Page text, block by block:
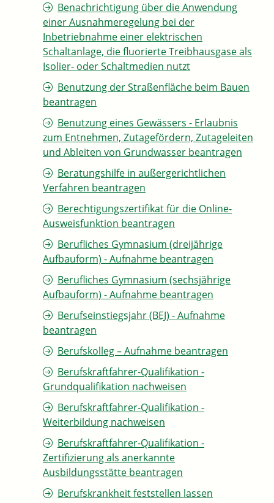
Benachrichtigung über die Anwendung
einer Ausnahmeregelung bei der
Inbetriebnahme einer elektrischen
Schaltanlage, die fluorierte Treibhausgase als
Isolier- oder Schaltmedien nutzt
Benutzung der Straßenfläche beim Bauen
beantragen
Benutzung eines Gewässers - Erlaubnis
zum Entnehmen, Zutagefördern, Zutageleiten
und Ableiten von Grundwasser beantragen
Beratungshilfe in außergerichtlichen
Verfahren beantragen
Berechtigungszertifikat für die Online-
Ausweisfunktion beantragen
Berufliches Gymnasium (dreijährige
Aufbauform) - Aufnahme beantragen
Berufliches Gymnasium (sechsjährige
Aufbauform) - Aufnahme beantragen
Berufseinstiegsjahr (BEJ) - Aufnahme
beantragen
Berufskolleg – Aufnahme beantragen
Berufskraftfahrer-Qualifikation -
Grundqualifikation nachweisen
Berufskraftfahrer-Qualifikation -
Weiterbildung nachweisen
Berufskraftfahrer-Qualifikation -
Zertifizierung als anerkannte
Ausbildungsstätte beantragen
Berufskrankheit feststellen lassen